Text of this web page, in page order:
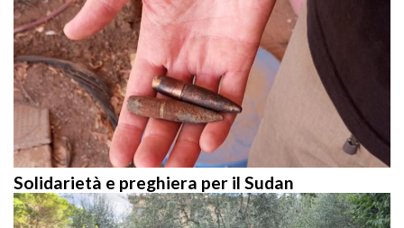
Solidarietà e preghiera per il Sudan